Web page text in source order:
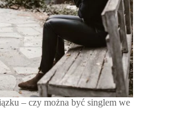
– czy można być singlem we